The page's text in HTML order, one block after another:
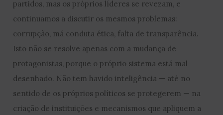
partidos, mas os próprios líderes se revezam, e
continuamos a discutir os mesmos problemas:
corrupção, má conduta ética, falta de transparência.
Isto não se resolve apenas com a mudança de
protagonistas, porque o próprio sistema está mal
desenhado. Não tem havido inteligência — até no
sentido de os próprios políticos se protegerem — na
criação de instituições e mecanismos que apliquem a